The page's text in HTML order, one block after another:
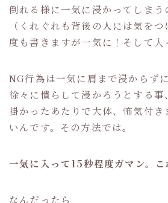
倒れる様に一気に浸かってしまう
（くれぐれも背後の人には気を
度も書きますが一気に！そして入
NG行為は一気に肩まで浸からず
徐々に慣らして浸かろうとする事
掛かったあたりで大体、怖気付き
いんです。その方法では。
一気に入って15秒程度ガマン。こ
なんだったら